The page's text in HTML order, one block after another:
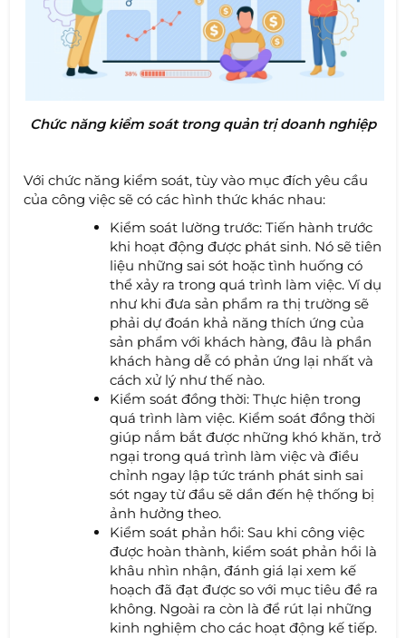
Chức năng kiểm soát trong quản trị doanh nghiệp
Với chức năng kiểm soát, tùy vào mục đích yêu cầu
của công việc sẽ có các hình thức khác nhau:
Kiểm soát lường trước: Tiến hành trước
khi hoạt động được phát sinh. Nó sẽ tiên
liệu những sai sót hoặc tình huống có
thể xảy ra trong quá trình làm việc. Ví dụ
như khi đưa sản phẩm ra thị trường sẽ
phải dự đoán khả năng thích ứng của
sản phẩm với khách hàng, đâu là phần
khách hàng dễ có phản ứng lại nhất và
cách xử lý như thế nào.
Kiểm soát đồng thời: Thực hiện trong
quá trình làm việc. Kiểm soát đồng thời
giúp nắm bắt được những khó khăn, trở
ngại trong quá trình làm việc và điều
chỉnh ngay lập tức tránh phát sinh sai
sót ngay từ đầu sẽ dần đến hệ thống bị
ảnh hưởng theo.
Kiểm soát phản hồi: Sau khi công việc
được hoàn thành, kiểm soát phản hồi là
khâu nhìn nhận, đánh giá lại xem kế
hoạch đã đạt được so với mục tiêu đề ra
không. Ngoài ra còn là để rút lại những
kinh nghiệm cho các hoạt động kế tiếp.